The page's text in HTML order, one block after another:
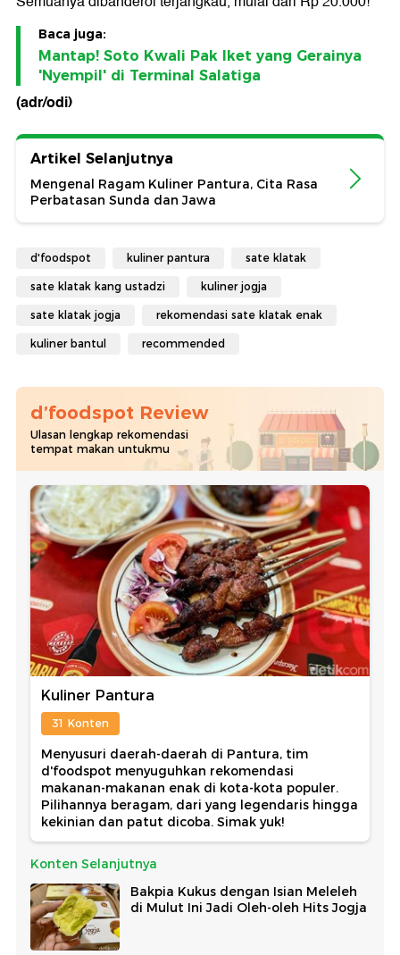
Baca juga:
Mantap! Soto Kwali Pak Iket yang Gerainya
'Nyempil' di Terminal Salatiga
(adr/odi)
Artikel Selanjutnya
Mengenal Ragam Kuliner Pantura, Cita Rasa
Perbatasan Sunda dan Jawa
d'foodspot kuliner pantura sate klatak
sate klatak kang ustadzi kuliner jogja
sate klatak jogja rekomendasi sate klatak enak
kuliner bantul recommended
d’foodspot Review
Ulasan lengkap rekomendasi
tempat makan untukmu
Kuliner Pantura
31 Konten
Menyusuri daerah-daerah di Pantura, tim
d'foodspot menyuguhkan rekomendasi
makanan-makanan enak di kota-kota populer.
Pilihannya beragam, dari yang legendaris hingga
kekinian dan patut dicoba. Simak yuk!
Konten Selanjutnya
Bakpia Kukus dengan Isian Meleleh
di Mulut Ini Jadi Oleh-oleh Hits Jogja